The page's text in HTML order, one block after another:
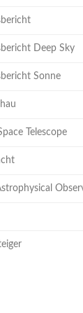
Deep Sky
Sonne
Telescope